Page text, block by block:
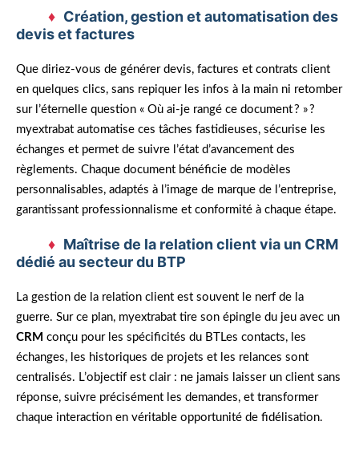
Création, gestion et automatisation des
devis et factures
Que diriez-vous de générer devis, factures et contrats client
en quelques clics, sans repiquer les infos à la main ni retomber
sur l’éternelle question « Où ai-je rangé ce document ? » ?
myextrabat automatise ces tâches fastidieuses, sécurise les
échanges et permet de suivre l’état d’avancement des
règlements. Chaque document bénéficie de modèles
personnalisables, adaptés à l’image de marque de l’entreprise,
garantissant professionnalisme et conformité à chaque étape.
Maîtrise de la relation client via un CRM
dédié au secteur du BTP
La gestion de la relation client est souvent le nerf de la
guerre. Sur ce plan, myextrabat tire son épingle du jeu avec un
CRM conçu pour les spécificités du BTLes contacts, les
échanges, les historiques de projets et les relances sont
centralisés. L’objectif est clair : ne jamais laisser un client sans
réponse, suivre précisément les demandes, et transformer
chaque interaction en véritable opportunité de fidélisation.